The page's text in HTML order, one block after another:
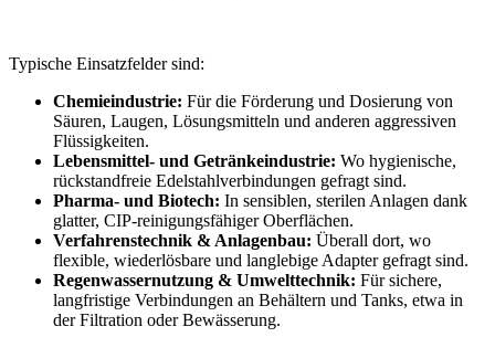
Typische Einsatzfelder sind:
Chemieindustrie: Für die Förderung und Dosierung von
Säuren, Laugen, Lösungsmitteln und anderen aggressiven
Flüssigkeiten.
Lebensmittel- und Getränkeindustrie: Wo hygienische,
rückstandfreie Edelstahlverbindungen gefragt sind.
Pharma- und Biotech: In sensiblen, sterilen Anlagen dank
glatter, CIP-reinigungsfähiger Oberflächen.
Verfahrenstechnik & Anlagenbau: Überall dort, wo
flexible, wiederlösbare und langlebige Adapter gefragt sind.
Regenwassernutzung & Umwelttechnik: Für sichere,
langfristige Verbindungen an Behältern und Tanks, etwa in
der Filtration oder Bewässerung.